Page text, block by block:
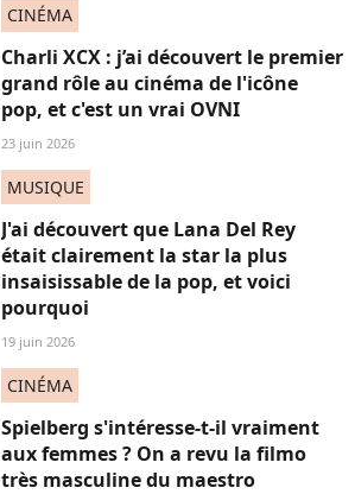
CINÉMA
Charli XCX : j’ai découvert le premier
grand rôle au cinéma de l'icône
pop, et c'est un vrai OVNI
23 juin 2026
MUSIQUE
J'ai découvert que Lana Del Rey
était clairement la star la plus
insaisissable de la pop, et voici
pourquoi
19 juin 2026
CINÉMA
Spielberg s'intéresse-t-il vraiment
aux femmes ? On a revu la filmo
très masculine du maestro